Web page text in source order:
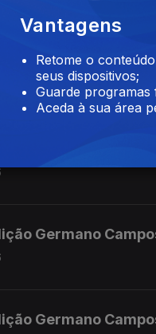
Susana Lemos
Germano Campos
Germano
Germano
Vantagens
Retome o
seus dispositivos;
Guarde programas
Aceda à sua área